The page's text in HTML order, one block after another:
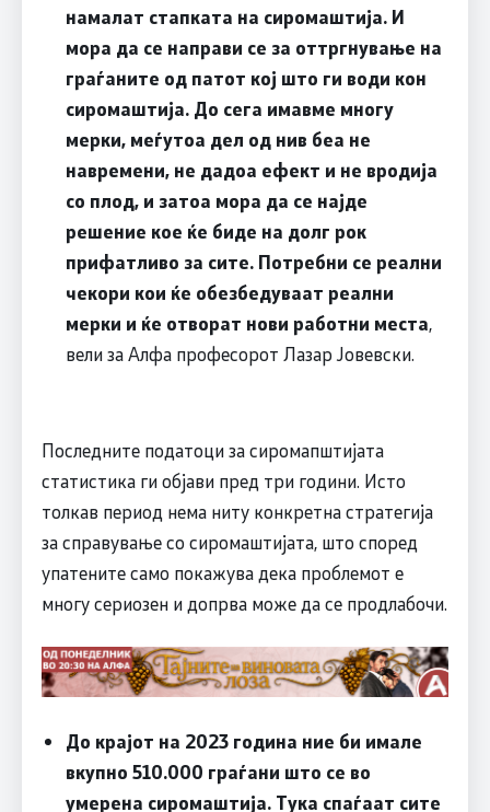
намалат стапката на сиромаштија. И
мора да се направи се за оттргнување на
граѓаните од патот кој што ги води кон
сиромаштија. До сега имавме многу
мерки, меѓутоа дел од нив беа не
навремени, не дадоа ефект и не вродија
со плод, и затоа мора да се најде
решение кое ќе биде на долг рок
прифатливо за сите. Потребни се реални
чекори кои ќе обезбедуваат реални
мерки и ќе отворат нови работни места,
вели за Алфа професорот Лазар Јовевски.
Последните податоци за сиромапштијата
статистика ги објави пред три години. Исто
толкав период нема ниту конкретна стратегија
за справување со сиромаштијата, што според
упатените само покажува дека проблемот е
многу сериозен и допрва може да се продлабочи.
До крајот на 2023 година ние би имале
вкупно 510.000 граѓани што се во
умерена сиромаштија. Тука спаѓаат сите